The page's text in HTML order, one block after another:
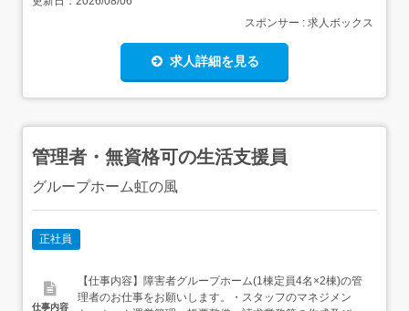
スポンサー : 求人ボックス
求人詳細を見る
管理者・無資格可の生活支援員
グループホーム虹の風
正社員
仕事内容
【仕事内容】障害者グループホーム(1棟定員4名×2棟)の管
理者のお仕事をお願いします。・スタッフのマネジメン